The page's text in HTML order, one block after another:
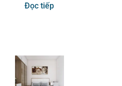
Đọc tiếp